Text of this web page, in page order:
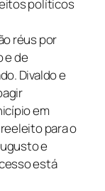
políticos
réus por
e de
Divaldo e
em
para o
e
está